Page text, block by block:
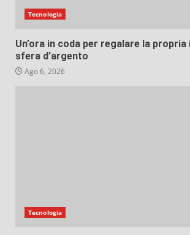
Tecnologia
Un’ora in coda per regalare la propria
sfera d’argento
Ago 6, 2026
Tecnologia